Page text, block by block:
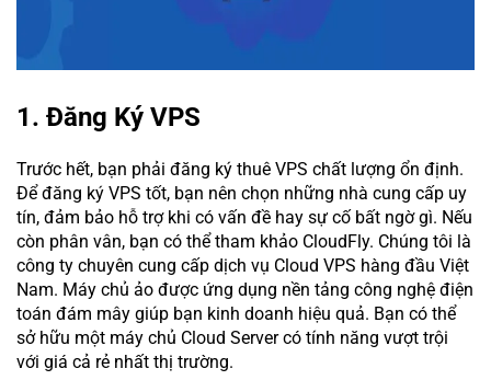
1. Đăng Ký VPS
Trước hết, bạn phải đăng ký thuê VPS chất lượng ổn định.
Để đăng ký VPS tốt, bạn nên chọn những nhà cung cấp uy
tín, đảm bảo hỗ trợ khi có vấn đề hay sự cố bất ngờ gì. Nếu
còn phân vân, bạn có thể tham khảo CloudFly. Chúng tôi là
công ty chuyên cung cấp dịch vụ Cloud VPS hàng đầu Việt
Nam. Máy chủ ảo được ứng dụng nền tảng công nghệ điện
toán đám mây giúp bạn kinh doanh hiệu quả. Bạn có thể
sở hữu một máy chủ Cloud Server có tính năng vượt trội
với giá cả rẻ nhất thị trường.